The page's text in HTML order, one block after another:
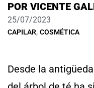
POR VICENTE
25/07/2023
CAPILAR, COSMÉTICA
Desde la